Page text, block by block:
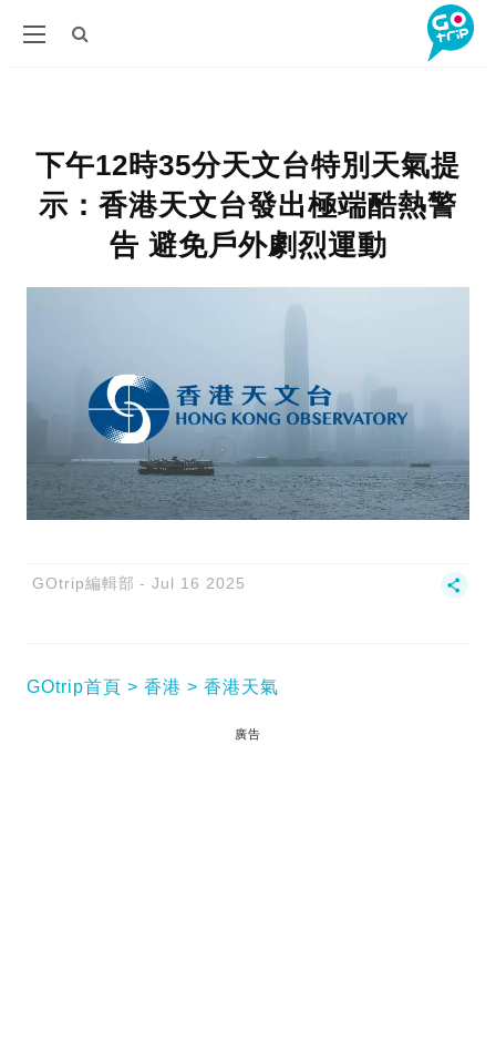
下午12時35分天文台特別天氣提
示：香港天文台發出極端酷熱警
告 避免戶外劇烈運動
GOtrip編輯部 Jul 16 2025
GOtrip首頁 香港 香港天氣
廣告